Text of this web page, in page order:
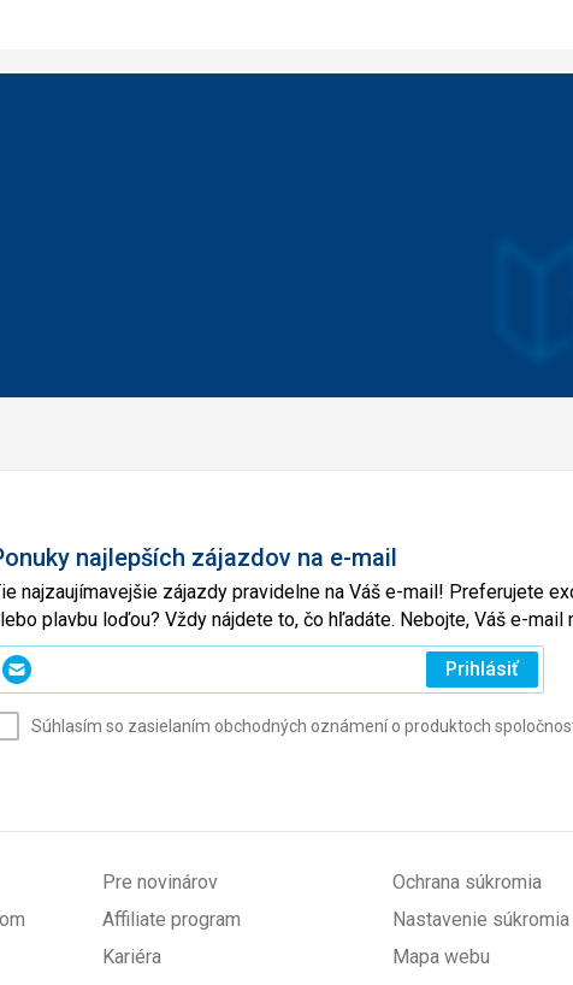
najlepších zájazdov na e-mail
najzaujímavejšie zájazdy pravidelne na Váš e-mail! Preferujete
plavbu loďou? Vždy nájdete to, čo hľadáte. Nebojte, Váš e-mail
svoj
Prihlásiť
Súhlasím so zasielaním obchodných oznámení o produktoch
Pre novinárov
Affiliate program
Kariéra
Ochrana súkromia
Nastavenie súkromia
Mapa webu